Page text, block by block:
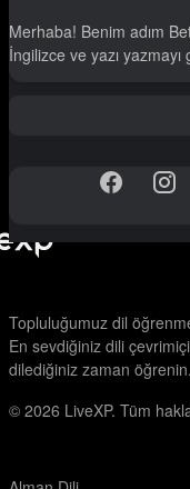
Merhaba! Benim adım
İngilizce ve yazı
Topluluğumuz dil
En sevdiğiniz dili
dilediğiniz zaman öğrenin.
© 2026 LiveXP. Tüm